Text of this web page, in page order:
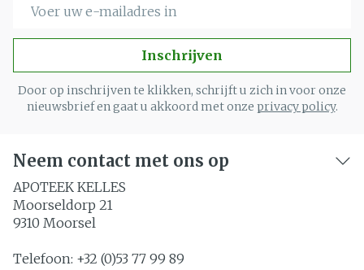
Inschrijven
Door op inschrijven te klikken, schrijft u zich in voor onze
nieuwsbrief en gaat u akkoord met onze privacy policy.
Neem contact met ons op
APOTEEK KELLES
Moorseldorp 21
9310 Moorsel
Telefoon: +32 (0)53 77 99 89